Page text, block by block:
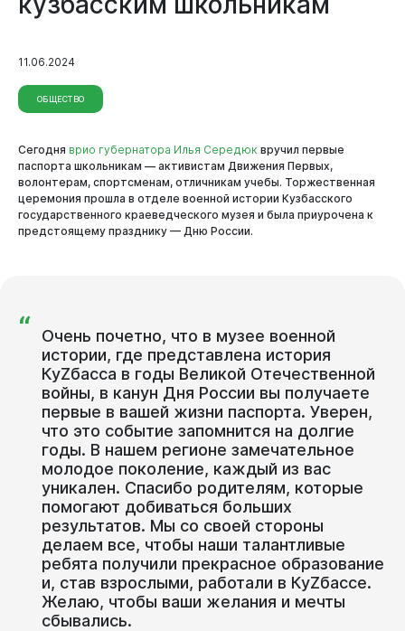
11.06.2024
ОБЩЕСТВО
Сегодня врио губернатора Илья Середюк вручил первые
паспорта школьникам — активистам Движения Первых,
волонтерам, спортсменам, отличникам учебы. Торжественная
церемония прошла в отделе военной истории Кузбасского
государственного краеведческого музея и была приурочена к
предстоящему празднику — Дню России.
“
Очень почетно, что в музее военной
истории, где представлена история
КуZбасса в годы Великой Отечественной
войны, в канун Дня России вы получаете
первые в вашей жизни паспорта. Уверен,
что это событие запомнится на долгие
годы. В нашем регионе замечательное
молодое поколение, каждый из вас
уникален. Спасибо родителям, которые
помогают добиваться больших
результатов. Мы со своей стороны
делаем все, чтобы наши талантливые
ребята получили прекрасное образование
и, став взрослыми, работали в КуZбассе.
Желаю, чтобы ваши желания и мечты
сбывались.